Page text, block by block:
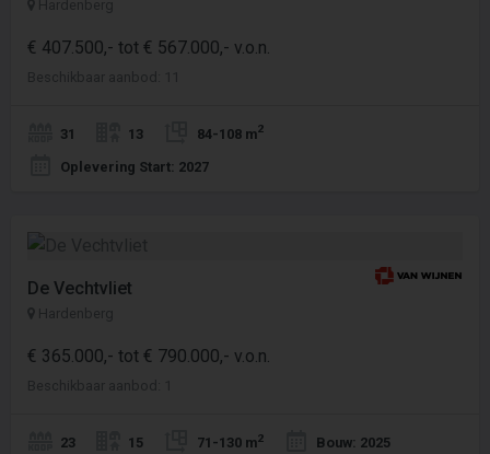
Hardenberg
€ 407.500,- tot € 567.000,- v.o.n.
Beschikbaar aanbod: 11
31 13 84-108 m2
Oplevering Start: 2027
De Vechtvliet
Hardenberg
€ 365.000,- tot € 790.000,- v.o.n.
Beschikbaar aanbod: 1
23 15 71-130 m2 Bouw: 2025